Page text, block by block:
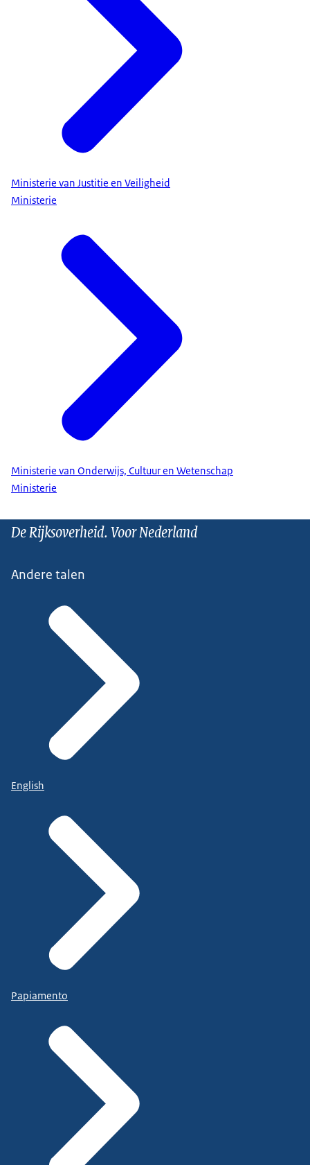
Ministerie van Justitie en Veiligheid
Ministerie
Ministerie van Onderwijs, Cultuur en Wetenschap
Ministerie
De Rijksoverheid. Voor Nederland
Andere talen
English
Papiamento